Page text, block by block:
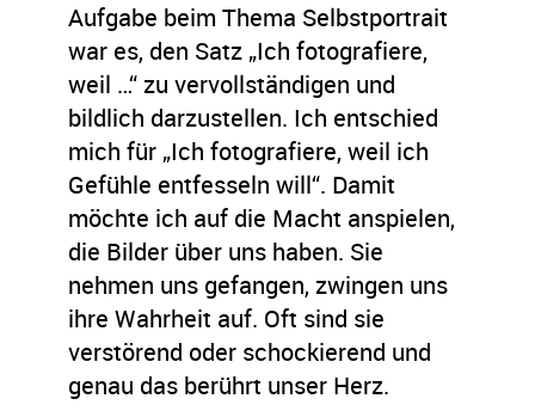
Aufgabe beim Thema Selbstportrait
war es, den Satz „Ich fotografiere,
weil …“ zu vervollständigen und
bildlich darzustellen. Ich entschied
mich für „Ich fotografiere, weil ich
Gefühle entfesseln will“. Damit
möchte ich auf die Macht anspielen,
die Bilder über uns haben. Sie
nehmen uns gefangen, zwingen uns
ihre Wahrheit auf. Oft sind sie
verstörend oder schockierend und
genau das berührt unser Herz.